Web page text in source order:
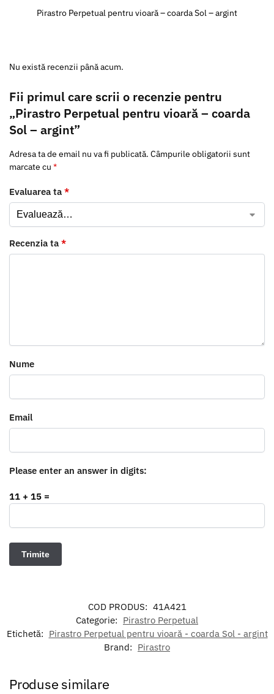
Pirastro Perpetual pentru vioară – coarda Sol – argint
Nu există recenzii până acum.
Fii primul care scrii o recenzie pentru
„Pirastro Perpetual pentru vioară – coarda
Sol – argint”
Adresa ta de email nu va fi publicată. Câmpurile obligatorii sunt
marcate cu *
Evaluarea ta *
Recenzia ta *
Nume
Email
Please enter an answer in digits:
11 + 15 =
COD PRODUS: 41A421
Categorie: Pirastro Perpetual
Etichetă: Pirastro Perpetual pentru vioară - coarda Sol - argint
Brand: Pirastro
Produse similare